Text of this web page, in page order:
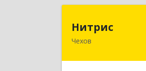
Нитрис
Чехов142350,